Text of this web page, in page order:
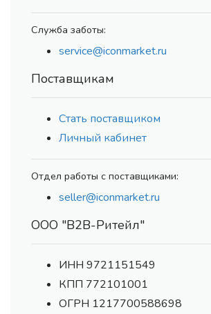
Служба заботы:
service@iconmarket.ru
Поставщикам
Стать поставщиком
Личный кабинет
Отдел работы с поставщиками:
seller@iconmarket.ru
ООО "В2В-Ритейл"
ИНН 9721151549
КПП 772101001
ОГРН 1217700588698